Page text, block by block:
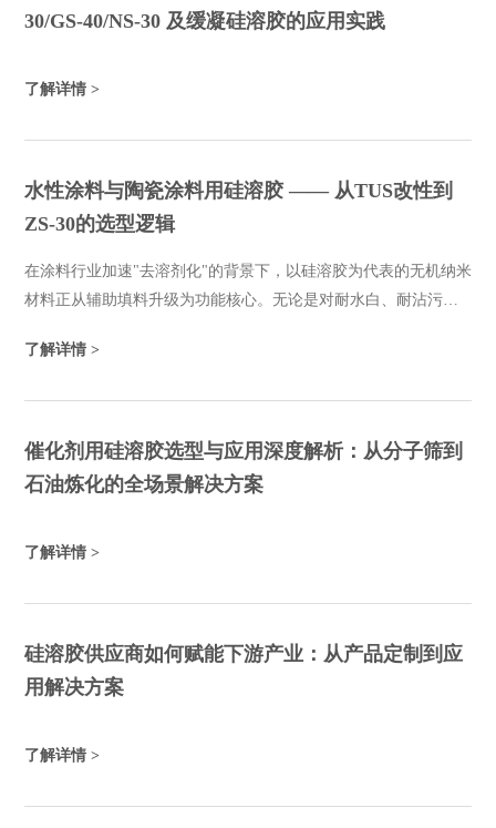
30/GS-40/NS-30 及缓凝硅溶胶的应用实践
了解详情 >
水性涂料与陶瓷涂料用硅溶胶 —— 从TUS改性到
ZS-30的选型逻辑
在涂料行业加速"去溶剂化"的背景下，以硅溶胶为代表的无机纳米
材料正从辅助填料升级为功能核心。无论是对耐水白、耐沾污有
粘涂料，硅溶胶的选型都直接影响终端产品的性能天花板。本文
性与选型思路。
了解详情 >
催化剂用硅溶胶选型与应用深度解析：从分子筛到
石油炼化的全场景解决方案
了解详情 >
硅溶胶供应商如何赋能下游产业：从产品定制到应
用解决方案
了解详情 >